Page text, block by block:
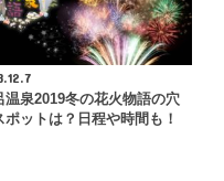
温泉2019冬の花火物語の穴
ポットは？日程や時間も！